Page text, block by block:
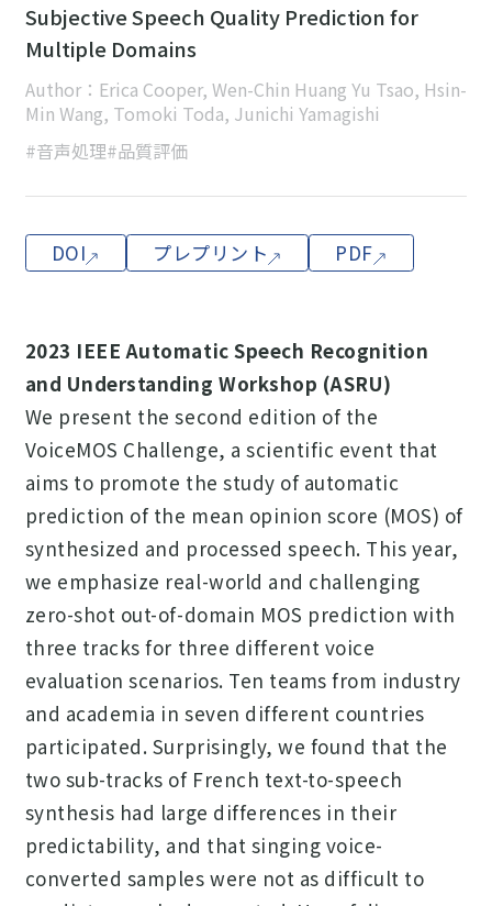
Subjective Speech Quality Prediction for
Multiple Domains
Author：Erica Cooper, Wen-Chin Huang Yu Tsao, Hsin-
Min Wang, Tomoki Toda, Junichi Yamagishi
#音声処理#品質評価
DOI プレプリント PDF
2023 IEEE Automatic Speech Recognition
and Understanding Workshop (ASRU)
We present the second edition of the
VoiceMOS Challenge, a scientific event that
aims to promote the study of automatic
prediction of the mean opinion score (MOS) of
synthesized and processed speech. This year,
we emphasize real-world and challenging
zero-shot out-of-domain MOS prediction with
three tracks for three different voice
evaluation scenarios. Ten teams from industry
and academia in seven different countries
participated. Surprisingly, we found that the
two sub-tracks of French text-to-speech
synthesis had large differences in their
predictability, and that singing voice-
converted samples were not as difficult to